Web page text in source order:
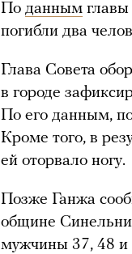
По данным
погибли два
Глава Совета
в городе
По его данным,
Кроме того, в
ей оторвало ногу.
Позже Ганжа
общине
мужчины 37, 48 и